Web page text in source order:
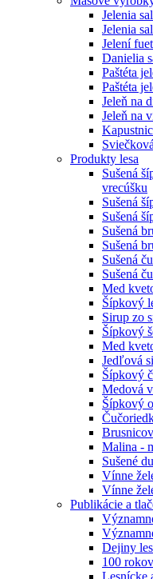
Jelenia
Jelenia
Jelení
Danielia
Paštéta
Paštéta
Jeleň na
Jeleň na
Produkty lesa
Sušená
vrecúšku
Sušená
Sušená
Sušená
Sušená
Sušená
Sušená
Med
Šípkový
Sirup zo
Šípkový
Med
Jedľová
Šípkový
Medová
Šípkový
Malina -
Sušené
Vínne
Vínne
Publikácie a
Dejiny
100
Lesnícke